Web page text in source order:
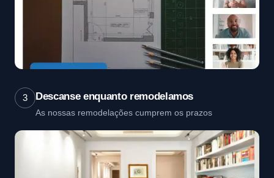
3 Descanse enquanto remodelamos
As nossas remodelações cumprem os prazos